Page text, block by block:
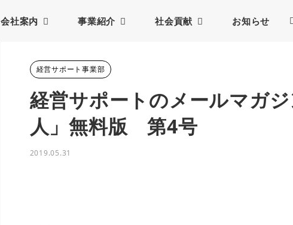
会社案内 事業紹介 社会貢献 お知らせ
経営サポート事業部
経営サポートのメールマガ
人」無料版 第4号
2019.05.31